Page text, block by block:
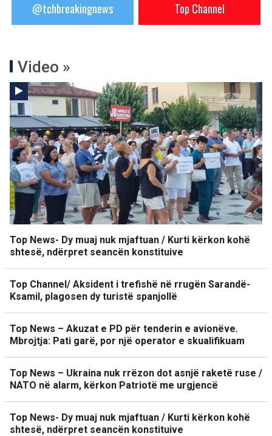
@tchbreakingnews Top Channel
Video »
Top News- Dy muaj nuk mjaftuan / Kurti kërkon kohë
shtesë, ndërpret seancën konstituive
Top Channel/ Aksident i trefishë në rrugën Sarandë-
Ksamil, plagosen dy turistë spanjollë
Top News – Akuzat e PD për tenderin e avionëve.
Mbrojtja: Pati garë, por një operator e skualifikuam
Top News – Ukraina nuk rrëzon dot asnjë raketë ruse /
NATO në alarm, kërkon Patriotë me urgjencë
Top News- Dy muaj nuk mjaftuan / Kurti kërkon kohë
shtesë, ndërpret seancën konstituive